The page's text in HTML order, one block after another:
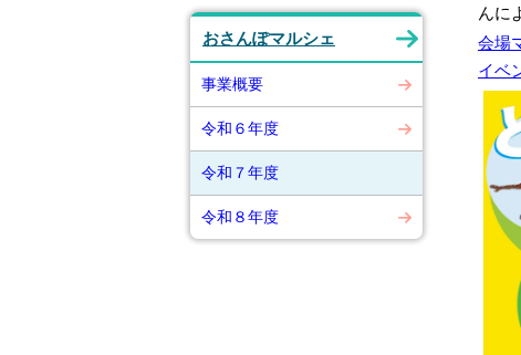
おさんぽマルシェ
事業概要
令和６年度
令和７年度
令和８年度
んに
会場
イベ